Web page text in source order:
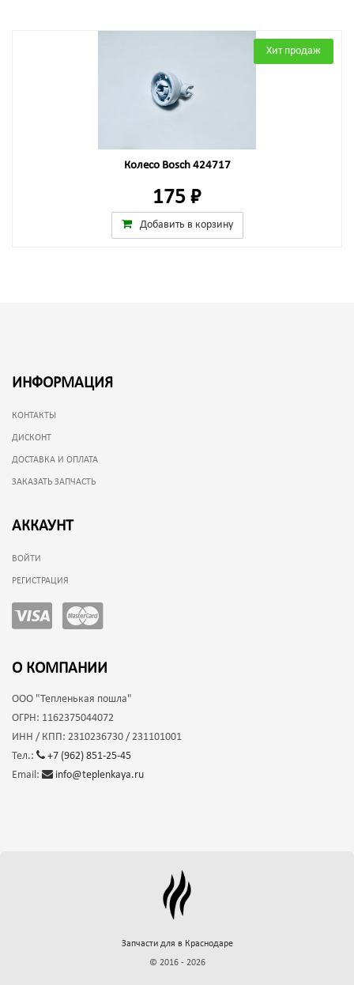
Хит продаж
Колесо Bosch 424717
175 ₽
Добавить в корзину
ИНФОРМАЦИЯ
КОНТАКТЫ
ДИСКОНТ
ДОСТАВКА И ОПЛАТА
ЗАКАЗАТЬ ЗАПЧАСТЬ
АККАУНТ
ВОЙТИ
РЕГИСТРАЦИЯ
О КОМПАНИИ
ООО "Тепленькая пошла"
ОГРН: 1162375044072
ИНН / КПП: 2310236730 / 231101001
Тел.:
+7 (962) 851-25-45
Email:
info@teplenkaya.ru
Запчасти для в Краснодаре
© 2016 - 2026